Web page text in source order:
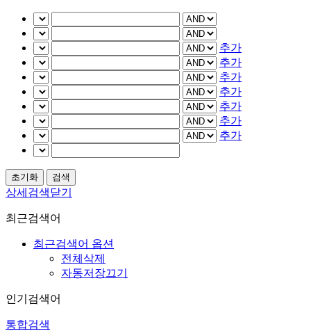
추가
추가
추가
추가
추가
추가
추가
상세검색닫기
최근검색어
최근검색어 옵션
전체삭제
자동저장끄기
인기검색어
통합검색